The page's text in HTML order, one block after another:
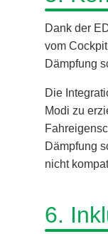
Dank der
vom
Dämpfung
Die
Modi zu
Dämpfung
nicht
6.